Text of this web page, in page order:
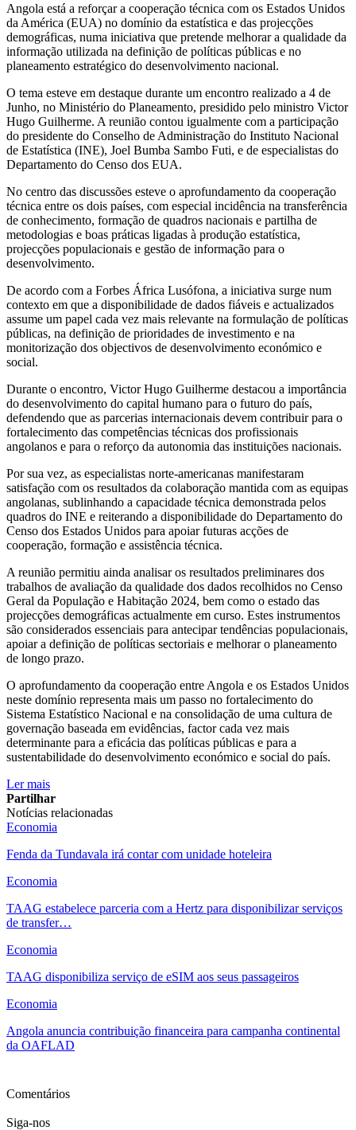
Angola está a reforçar a cooperação técnica com os Estados Unidos
da América (EUA) no domínio da estatística e das projecções
demográficas, numa iniciativa que pretende melhorar a qualidade da
informação utilizada na definição de políticas públicas e no
planeamento estratégico do desenvolvimento nacional.
O tema esteve em destaque durante um encontro realizado a 4 de
Junho, no Ministério do Planeamento, presidido pelo ministro Victor
Hugo Guilherme. A reunião contou igualmente com a participação
do presidente do Conselho de Administração do Instituto Nacional
de Estatística (INE), Joel Bumba Sambo Futi, e de especialistas do
Departamento do Censo dos EUA.
No centro das discussões esteve o aprofundamento da cooperação
técnica entre os dois países, com especial incidência na transferência
de conhecimento, formação de quadros nacionais e partilha de
metodologias e boas práticas ligadas à produção estatística,
projecções populacionais e gestão de informação para o
desenvolvimento.
De acordo com a Forbes África Lusófona, a iniciativa surge num
contexto em que a disponibilidade de dados fiáveis e actualizados
assume um papel cada vez mais relevante na formulação de políticas
públicas, na definição de prioridades de investimento e na
monitorização dos objectivos de desenvolvimento económico e
social.
Durante o encontro, Victor Hugo Guilherme destacou a importância
do desenvolvimento do capital humano para o futuro do país,
defendendo que as parcerias internacionais devem contribuir para o
fortalecimento das competências técnicas dos profissionais
angolanos e para o reforço da autonomia das instituições nacionais.
Por sua vez, as especialistas norte-americanas manifestaram
satisfação com os resultados da colaboração mantida com as equipas
angolanas, sublinhando a capacidade técnica demonstrada pelos
quadros do INE e reiterando a disponibilidade do Departamento do
Censo dos Estados Unidos para apoiar futuras acções de
cooperação, formação e assistência técnica.
A reunião permitiu ainda analisar os resultados preliminares dos
trabalhos de avaliação da qualidade dos dados recolhidos no Censo
Geral da População e Habitação 2024, bem como o estado das
projecções demográficas actualmente em curso. Estes instrumentos
são considerados essenciais para antecipar tendências populacionais,
apoiar a definição de políticas sectoriais e melhorar o planeamento
de longo prazo.
O aprofundamento da cooperação entre Angola e os Estados Unidos
neste domínio representa mais um passo no fortalecimento do
Sistema Estatístico Nacional e na consolidação de uma cultura de
governação baseada em evidências, factor cada vez mais
determinante para a eficácia das políticas públicas e para a
sustentabilidade do desenvolvimento económico e social do país.
Ler mais
Partilhar
Notícias relacionadas
Economia
Fenda da Tundavala irá contar com unidade hoteleira
Economia
TAAG estabelece parceria com a Hertz para disponibilizar serviços
de transfer…
Economia
TAAG disponibiliza serviço de eSIM aos seus passageiros
Economia
Angola anuncia contribuição financeira para campanha continental
da OAFLAD
Comentários
Siga-nos